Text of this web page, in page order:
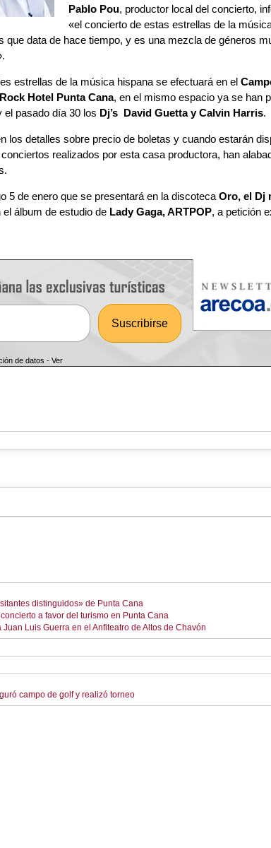
Pablo Pou, productor local del concierto,
«el concierto de estas estrellas de la
que data de hace tiempo, y es una mezcla de géneros
estrellas de la música hispana se efectuará en el
Hotel Punta Cana, en el mismo espacio ya se han
pasado día 30 los Dj’s David Guetta y Calvin Harris.
los detalles sobre precio de boletas y cuando estarán
realizados por esta casa productora, han
5 de enero que se presentará en la discoteca Oro, el Dj
álbum de estudio deLady Gaga, ARTPOP, a petición
de datos -Ver
distinguidos» de Punta Cana
a favor del turismo en Punta Cana
Luis Guerra en el Anfiteatro de Altos de Chavón
campo de golf y realizó torneo